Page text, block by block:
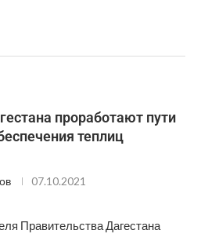
проработают пути
теплиц
07.10.2021
Правительства Дагестана